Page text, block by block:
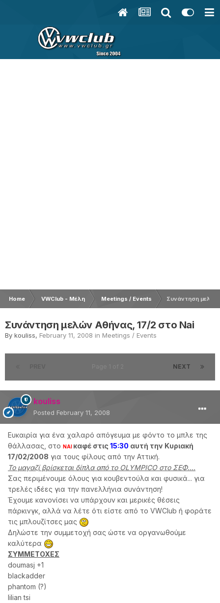
Home VWClub - Μέλη Meetings / Events Συνάντηση
Συνάντηση μελών Αθήνας, 17/2 στο Nai
By kouliss, February 11, 2008 in Meetings / Events
NEXT
kouliss
Posted February 11, 2008
Ευκαιρία για ένα χαλαρό απόγευμα με φόντο το μπλε της
θάλλασας, στο ΝΑΙ καφέ στις15:30 αυτή την Κυριακή
17/02/2008 για τους φίλους από την Αττική.
Το μαγαζί βρίσκεται δίπλα από το OLYMPICO στο ΣΕΦ....
Σας περιμένουμε όλους για κουβεντούλα και φυσικά... για
τρελές ιδέες για την πανελλήνια συνάντηση!
Έχουμε κανονίσει να υπάρχουν και μερικές θέσεις
πάρκινγκ, αλλά να λέτε ότι είστε από το VWClub ή φοράτε
τις μπλουζίτσες μας
Δηλώστε την συμμετοχή σας ώστε να οργανωθούμε
καλύτερα
ΣΥΜΜΕΤΟΧΕΣ
doumasj +1
blackadder
phantom (?)
lilian tsi